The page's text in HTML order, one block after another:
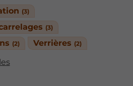
(3)
(3)
(2) Verrières (2)